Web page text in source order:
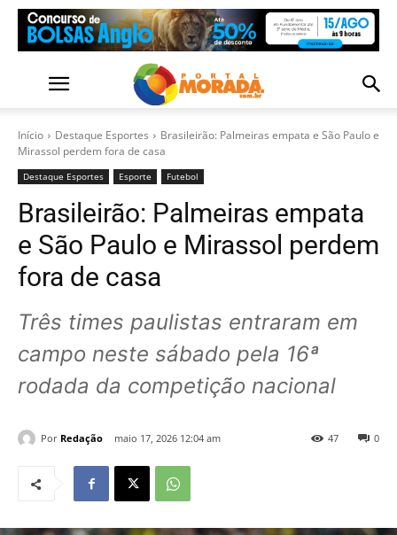
Início Destaque Esportes
Brasileirão: Palmeiras empata e São Paulo e
Mirassol perdem fora de casa
Destaque Esportes Esporte Futebol
Brasileirão: Palmeiras empata
e São Paulo e Mirassol perdem
fora de casa
Três times paulistas entraram em
campo neste sábado pela 16ª
rodada da competição nacional
Por Redação maio 17, 2026 12:04 am 0
47